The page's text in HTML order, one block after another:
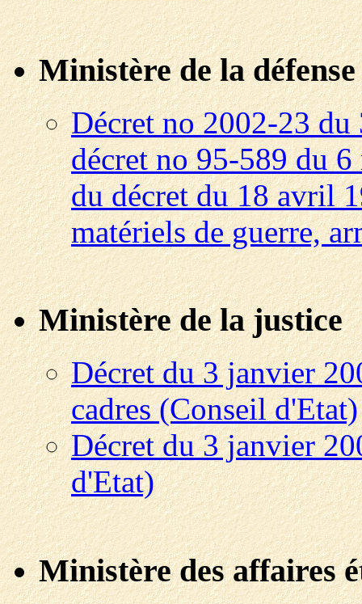
Ministère de la défense
Décret no 2002-23
décret no 95-589 du
du décret du 18 avril
matériels de guerre,
Ministère de la justice
Décret du 3 janvier
cadres (Conseil d'Etat)
Décret du 3 janvier
d'Etat)
Ministère des affaires